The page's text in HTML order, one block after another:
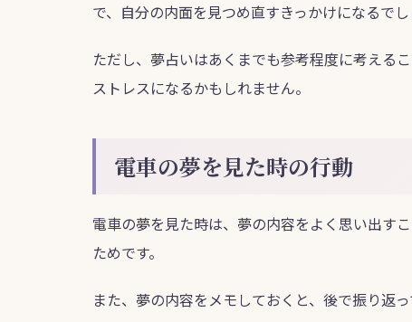
で、自分の内面を見つめ直すきっかけになるでし
ただし、夢占いはあくまでも参考程度に考える
ストレスになるかもしれません。
電車の夢を見た時の行動
電車の夢を見た時は、夢の内容をよく思い出す
ためです。
また、夢の内容をメモしておくと、後で振り返っ